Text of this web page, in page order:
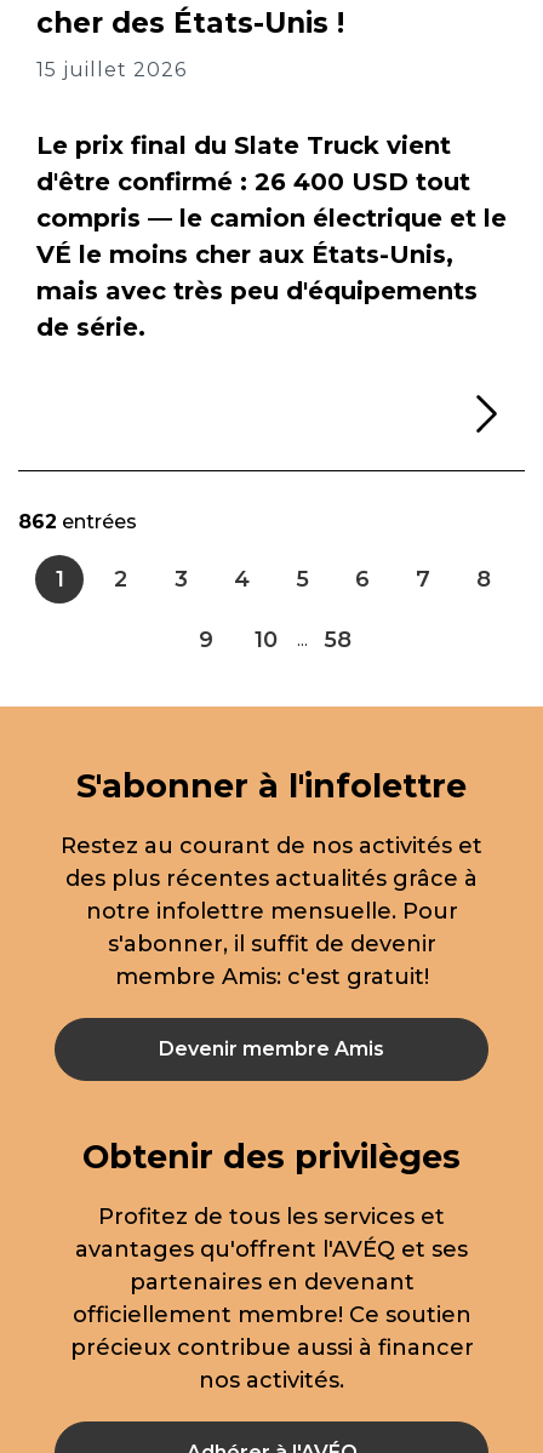
cher des États-Unis !
15 juillet 2026
Le prix final du Slate Truck vient
d'être confirmé : 26 400 USD tout
compris — le camion électrique et le
VÉ le moins cher aux États-Unis,
mais avec très peu d'équipements
de série.
862 entrées
1 2 3 4 5 6 7 8
9 10 ... 58
S'abonner à l'infolettre
Restez au courant de nos activités et
des plus récentes actualités grâce à
notre infolettre mensuelle. Pour
s'abonner, il suffit de devenir
membre Amis: c'est gratuit!
Devenir membre Amis
Obtenir des privilèges
Profitez de tous les services et
avantages qu'offrent l'AVÉQ et ses
partenaires en devenant
officiellement membre! Ce soutien
précieux contribue aussi à financer
nos activités.